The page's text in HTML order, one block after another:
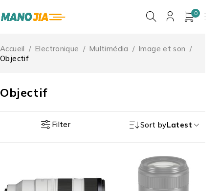
0
Objectif
Accueil / Electronique / Multimédia / Image et son /
Objectif
Filter Sort byLatest